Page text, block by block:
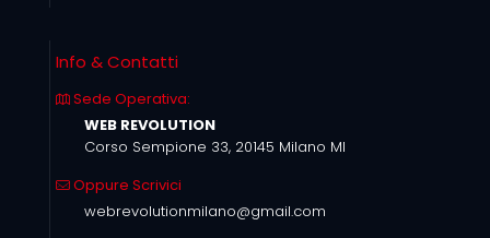
Info & Contatti
Sede Operativa:
WEB REVOLUTION
Corso Sempione 33, 20145 Milano MI
Oppure Scrivici
webrevolutionmilano@gmail.com